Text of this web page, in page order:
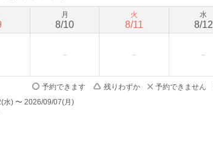
月
8/10
火
8/11
水
8/12
予約できます 残りわずか 予約できません
水) 〜 2026/09/07(月)